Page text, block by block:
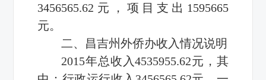
3456565.62元，项目支出1595665
元。
二、昌吉州外侨办收入情况说明
2015年总收入4535955.62元，其